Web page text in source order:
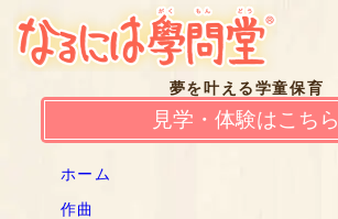
夢を叶える学童保育
見学・体験はこちら
ホーム
作曲